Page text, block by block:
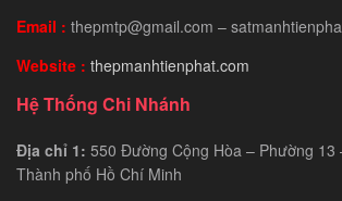
Email : thepmtp@gmail.com –
Website : thepmanhtienphat.com
Hệ Thống Chi Nhánh
Địa chỉ 1: 550 Đường Cộng Hòa – Phường 13
Thành phố Hồ Chí Minh